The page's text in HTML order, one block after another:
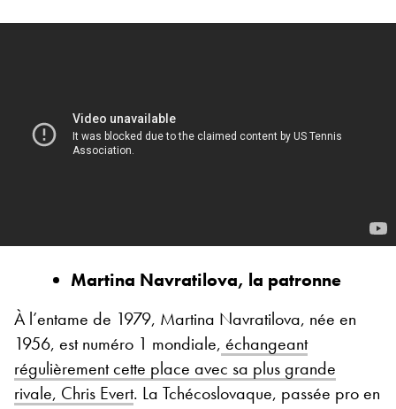
Martina Navratilova, la patronne
À l’entame de 1979, Martina Navratilova, née en
1956, est numéro 1 mondiale, échangeant
régulièrement cette place avec sa plus grande
rivale, Chris Evert. La Tchécoslovaque, passée pro en